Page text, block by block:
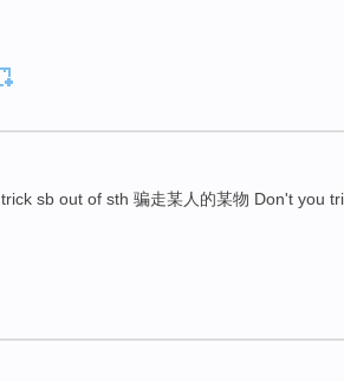
trick sb out of sth 骗走某人的某物 Don't you